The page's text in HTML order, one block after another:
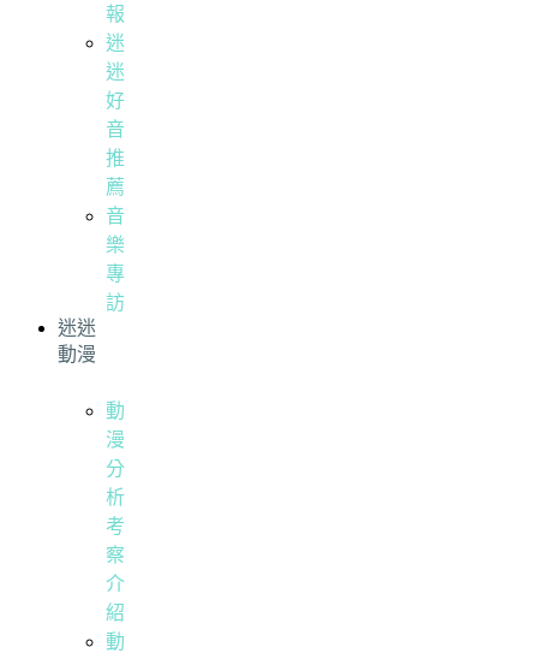
報
迷
迷
好
音
推
薦
音
樂
專
訪
迷迷
動漫
動
漫
分
析
考
察
介
紹
動